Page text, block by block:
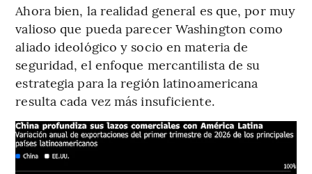
Ahora bien, la realidad general es que, por muy
valioso que pueda parecer Washington como
aliado ideológico y socio en materia de
seguridad, el enfoque mercantilista de su
estrategia para la región latinoamericana
resulta cada vez más insuficiente.